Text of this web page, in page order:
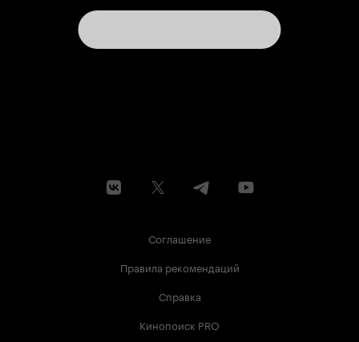
Соглашение
Правила рекомендаций
Справка
Кинопоиск PRO